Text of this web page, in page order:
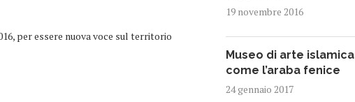
per essere nuova voce sul territorio
19 novembre 2016
Museo di arte islamica
come l’araba fenice
24 gennaio 2017